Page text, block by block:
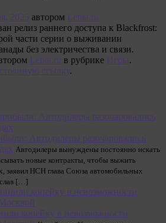
2025 автором Lenta.ru
релиз раннего доступа к Blackfrost:
части серии о выживании
без электричества и связи.
Lenta.ru в рубрике Игры.
ссылку.
Автодилеры разочаровались
Автодилеры вынуждены постоянно искать
новые контракты, чтобы выжить
заявил НСН глава Союза автомобильных
[…]
копейку в невозможности